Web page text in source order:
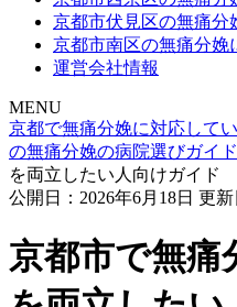
京都市伏見区の無痛分
京都市南区の無痛分娩
運営会社情報
MENU
京都で無痛分娩に対応して
の無痛分娩の病院選びガイド
を両立したい人向けガイド
公開日：2026年6月18日 更新
京都市で無痛